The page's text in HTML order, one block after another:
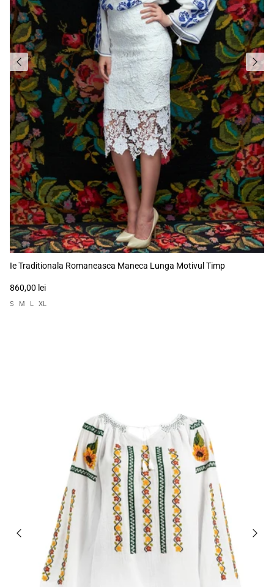
Ie Traditionala Romaneasca Maneca Lunga Motivul Timp
860,00 lei
S M L XL